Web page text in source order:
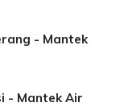
- Mantek
- Mantek Air